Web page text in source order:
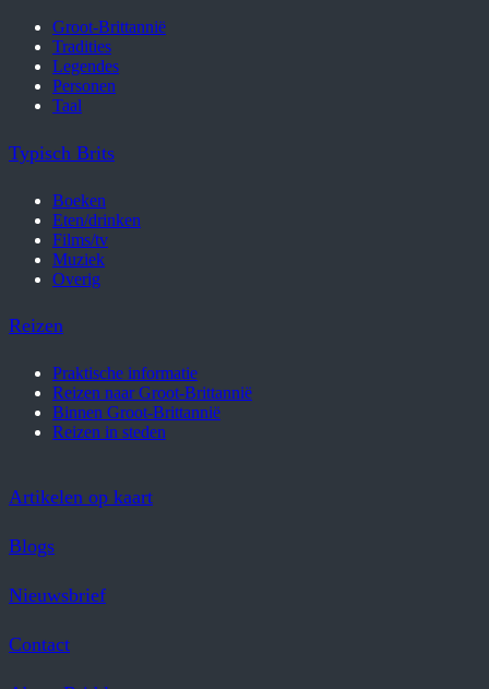
Groot-Brittannië
Tradities
Legendes
Personen
Taal
Typisch Brits
Boeken
Eten/drinken
Films/tv
Muziek
Overig
Reizen
Praktische informatie
Reizen naar Groot-Brittannië
Binnen Groot-Brittannië
Reizen in steden
Artikelen op kaart
Blogs
Nieuwsbrief
Contact